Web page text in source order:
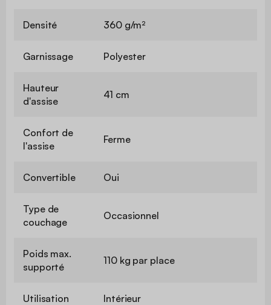
Densité 360 g/m²
Garnissage Polyester
Hauteur
d'assise
41 cm
Confort de
l'assise
Ferme
Convertible Oui
Type de
couchage
Occasionnel
Poids max.
supporté
110 kg par place
Utilisation Intérieur